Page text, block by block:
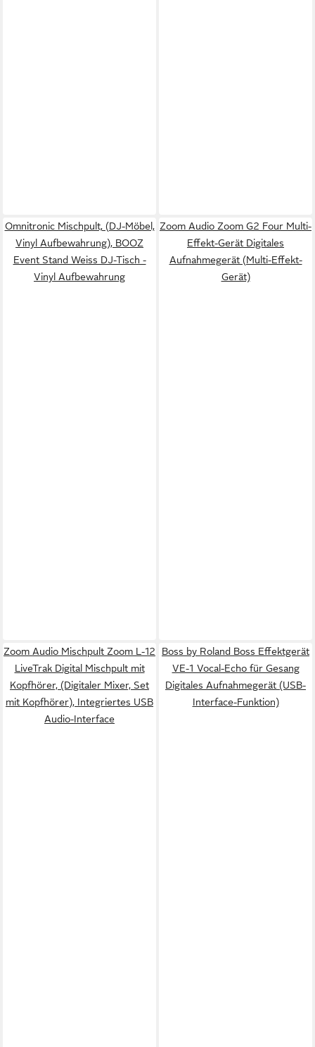
Omnitronic Mischpult, (DJ-Möbel,
Vinyl Aufbewahrung), BOOZ
Event Stand Weiss DJ-Tisch -
Vinyl Aufbewahrung
Zoom Audio Zoom G2 Four Multi-
Effekt-Gerät Digitales
Aufnahmegerät (Multi-Effekt-
Gerät)
Zoom Audio Mischpult Zoom L-12
LiveTrak Digital Mischpult mit
Kopfhörer, (Digitaler Mixer, Set
mit Kopfhörer), Integriertes USB
Audio-Interface
Boss by Roland Boss Effektgerät
VE-1 Vocal-Echo für Gesang
Digitales Aufnahmegerät (USB-
Interface-Funktion)